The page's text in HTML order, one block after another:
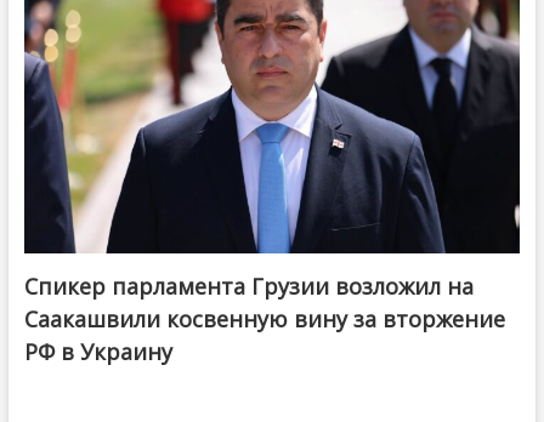
Спикер парламента Грузии возложил на
Саакашвили косвенную вину за вторжение
РФ в Украину